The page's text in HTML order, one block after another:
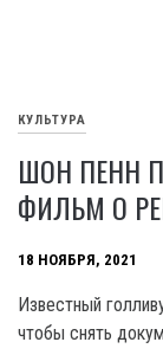
КУЛЬТУРА
ШОН ПЕНН
ФИЛЬМ О
18 НОЯБРЯ, 2021
Известный
чтобы снять